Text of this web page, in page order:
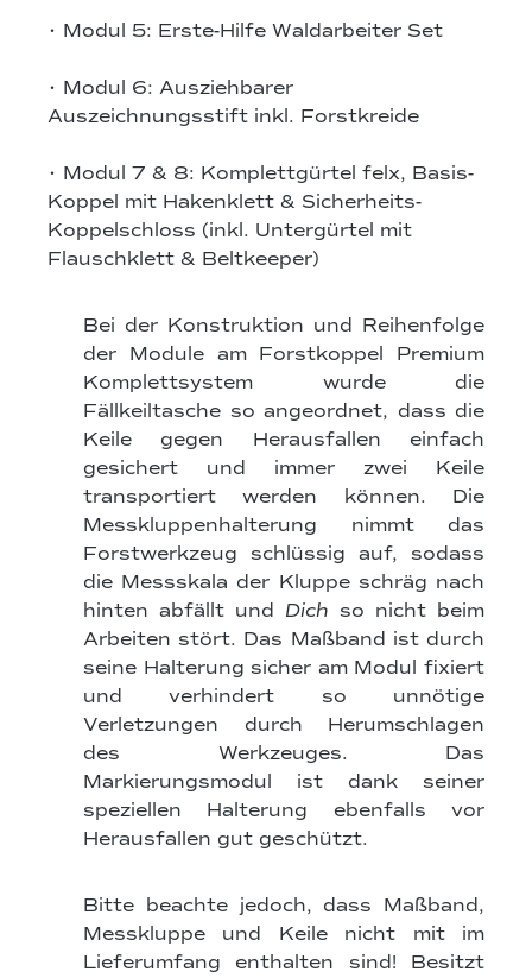
• Modul 5: Erste-Hilfe Waldarbeiter Set
• Modul 6: Ausziehbarer
Auszeichnungsstift inkl. Forstkreide
• Modul 7 & 8: Komplettgürtel felx, Basis-
Koppel mit Hakenklett & Sicherheits-
Koppelschloss (inkl. Untergürtel mit
Flauschklett & Beltkeeper)
Bei der Konstruktion und Reihenfolge
der Module am Forstkoppel Premium
Komplettsystem wurde die
Fällkeiltasche so angeordnet, dass die
Keile gegen Herausfallen einfach
gesichert und immer zwei Keile
transportiert werden können. Die
Messkluppenhalterung nimmt das
Forstwerkzeug schlüssig auf, sodass
die Messskala der Kluppe schräg nach
hinten abfällt und Dich so nicht beim
Arbeiten stört. Das Maßband ist durch
seine Halterung sicher am Modul fixiert
und verhindert so unnötige
Verletzungen durch Herumschlagen
des Werkzeuges. Das
Markierungsmodul ist dank seiner
speziellen Halterung ebenfalls vor
Herausfallen gut geschützt.
Bitte beachte jedoch, dass Maßband,
Messkluppe und Keile nicht mit im
Lieferumfang enthalten sind! Besitzt